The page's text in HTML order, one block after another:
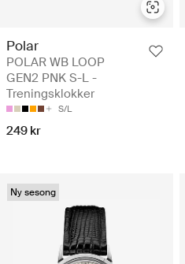
Polar
POLAR WB LOOP
GEN2 PNK S-L -
Treningsklokker
S/L
249 kr
Ny sesong